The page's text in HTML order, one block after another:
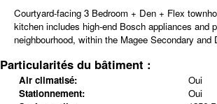
Courtyard-facing 3 Bedroom + Den + Flex
kitchen includes high-end Bosch appliances and
neighbourhood, within the Magee Secondary
Particularités du bâtiment :
Air climatisé:
Oui
Stationnement:
Oui